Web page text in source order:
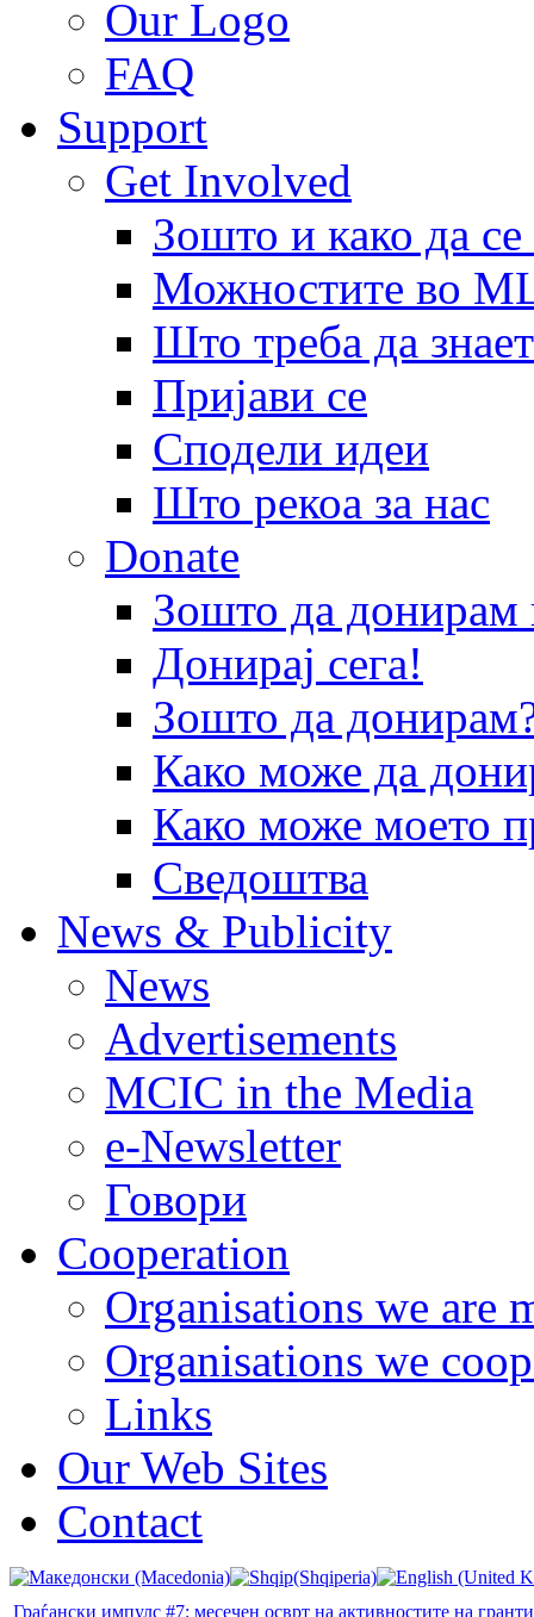
Our Logo
FAQ
Support
Get Involved
Зошто и како да
Можностите во
Што треба да
Пријави се
Сподели идеи
Што рекоа за нас
Donate
Зошто да
Донирај сега!
Зошто да
Како може да
Како може моето
Сведоштва
News & Publicity
News
Advertisements
MCIC in the Media
e-Newsletter
Говори
Cooperation
Organisations we are
Organisations we
Links
Our Web Sites
Contact
Граѓански импулс #7: месечен осврт на активностите на